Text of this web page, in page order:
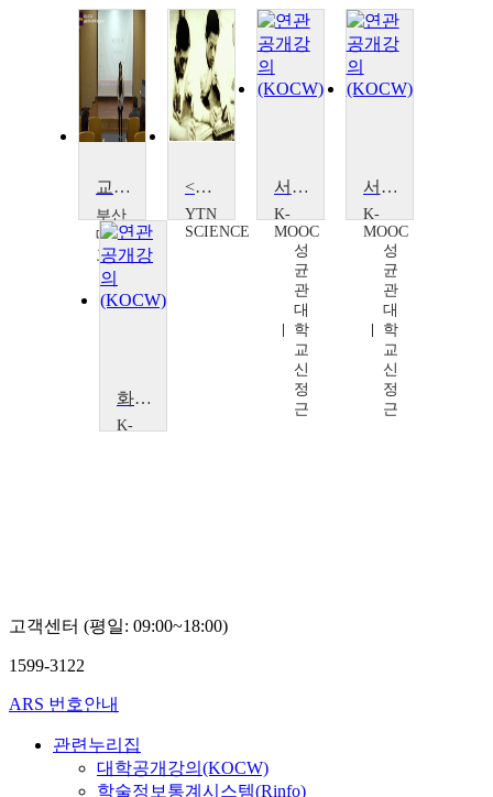
교토와 이즈미시키부
부산
대학
교
선
<한국사 探>나라의 기준을 세우다, 측량
YTN
SCIENCE
서경, 덕의 나라를 향한 진군가
K-
MOOC
성
균
관
대
학
교
신
정
근
서경, 덕의 나라를 향한 진군가
K-
MOOC
성
균
관
대
학
교
신
정
근
화엄의 나라
K-
확
보
람
고객센터 (평일: 09:00~18:00)
1599-3122
ARS 번호안내
관련누리집
대학공개강의(KOCW)
학술정보통계시스템(Rinfo)